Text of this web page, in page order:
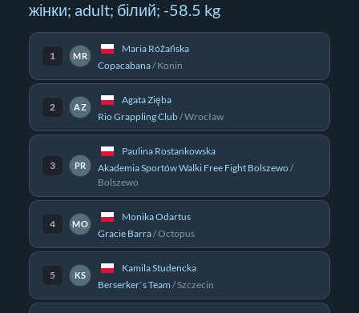
жінки; adult; білий; -58.5 kg
1 MR
Maria Różańska
Copacabana/Konin
2 AZ
Agata Zięba
Rio Grappling Club/Wrocław
3 PR
Paulina Rostankowska
Akademia Sportów Walki Free Fight Bolszewo/
Bolszewo
4 MO
Monika Odartus
Gracie Barra/Octopus
5 KS
Kamila Studencka
Berserker`s Team /Szczecin